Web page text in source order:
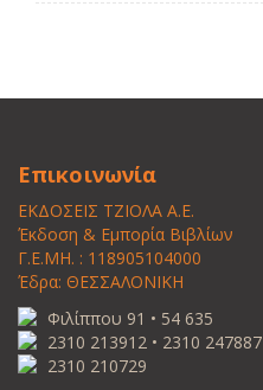
Επικοινωνία
ΕΚΔΟΣΕΙΣ ΤΖΙΟΛΑ Α.Ε.
Έκδοση & Εμπορία Βιβλίων
Γ.Ε.ΜΗ. : 118905104000
Έδρα: ΘΕΣΣΑΛΟΝΙΚΗ
Φιλίππου 91 • 54 635
2310 213912 • 2310 247887
2310 210729